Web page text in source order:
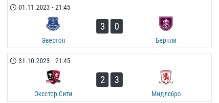
01.11.2023 - 21:45
Эвертон
3 0
Бернли
31.10.2023 - 21:45
Эксетер Сити
2 3
Мидлсбро